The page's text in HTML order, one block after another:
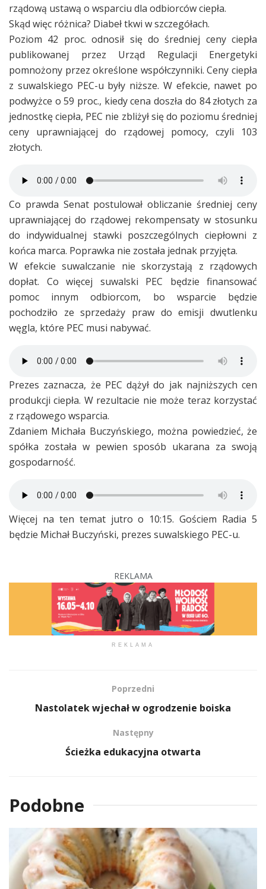
rządową ustawą o wsparciu dla odbiorców ciepła.
Skąd więc różnica? Diabeł tkwi w szczegółach.
Poziom 42 proc. odnosił się do średniej ceny ciepła
publikowanej przez Urząd Regulacji Energetyki
pomnożony przez określone współczynniki. Ceny ciepła
z suwalskiego PEC-u były niższe. W efekcie, nawet po
podwyżce o 59 proc., kiedy cena doszła do 84 złotych za
jednostkę ciepła, PEC nie zbliżył się do poziomu średniej
ceny uprawniającej do rządowej pomocy, czyli 103
złotych.
Co prawda Senat postulował obliczanie średniej ceny
uprawniającej do rządowej rekompensaty w stosunku
do indywidualnej stawki poszczególnych ciepłowni z
końca marca. Poprawka nie została jednak przyjęta.
W efekcie suwalczanie nie skorzystają z rządowych
dopłat. Co więcej suwalski PEC będzie finansować
pomoc innym odbiorcom, bo wsparcie będzie
pochodziło ze sprzedaży praw do emisji dwutlenku
węgla, które PEC musi nabywać.
Prezes zaznacza, że PEC dążył do jak najniższych cen
produkcji ciepła. W rezultacie nie może teraz korzystać
z rządowego wsparcia.
Zdaniem Michała Buczyńskiego, można powiedzieć, że
spółka została w pewien sposób ukarana za swoją
gospodarność.
Więcej na ten temat jutro o 10:15. Gościem Radia 5
będzie Michał Buczyński, prezes suwalskiego PEC-u.
REKLAMA
REKLAMA
Poprzedni
Nastolatek wjechał w ogrodzenie boiska
Następny
Ścieżka edukacyjna otwarta
Podobne